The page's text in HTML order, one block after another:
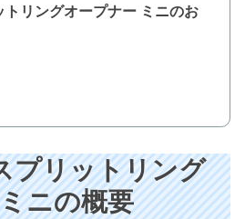
リングオープナー ミニのお
リットリング
ニの概要